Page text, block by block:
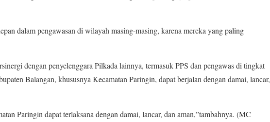
dalam pengawasan di wilayah masing-masing, karena mereka yang paling
dengan penyelenggara Pilkada lainnya, termasuk PPS dan pengawas di tingkat
Balangan, khususnya Kecamatan Paringin, dapat berjalan dengan damai, lancar,
Paringin dapat terlaksana dengan damai, lancar, dan aman,”tambahnya. (MC